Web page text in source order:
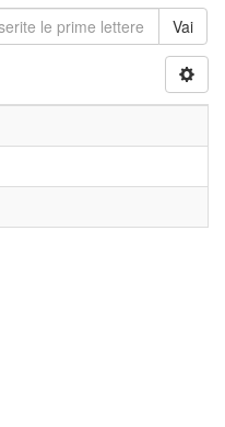
Vai